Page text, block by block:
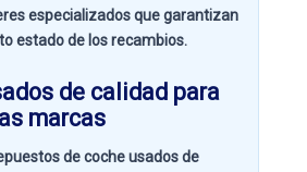
especializados que garantizan
estado de los recambios.
de calidad para
marcas
de coche usados de